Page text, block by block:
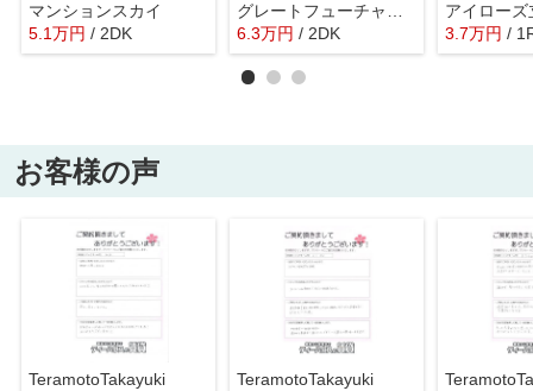
マンションスカイ
5.1万円 / 2DK
グレートフューチャーパート1
6.3万円 / 2DK
アイローズ
3.7万円 /
お客様の声
TeramotoTakayuki TeramotoTakayuki